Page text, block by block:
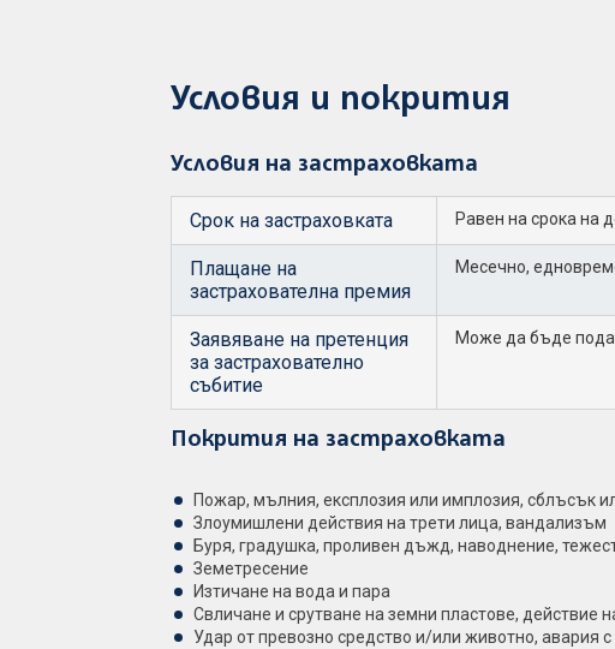
Условия и покрития
Условия на застраховката
Срок на застраховката Равен на срока на
Плащане на
застрахователна премия
Месечно,
Заявяване на претенция
за застрахователно
събитие
Може да бъде
Покрития на застраховката
Пожар, мълния, експлозия или имплозия, сблъсък
Злоумишлени действия на трети лица, вандализъм
Буря, градушка, проливен дъжд, наводнение,
Земетресение
Изтичане на вода и пара
Свличане и срутване на земни пластове, действие
Удар от превозно средство и/или животно, авария